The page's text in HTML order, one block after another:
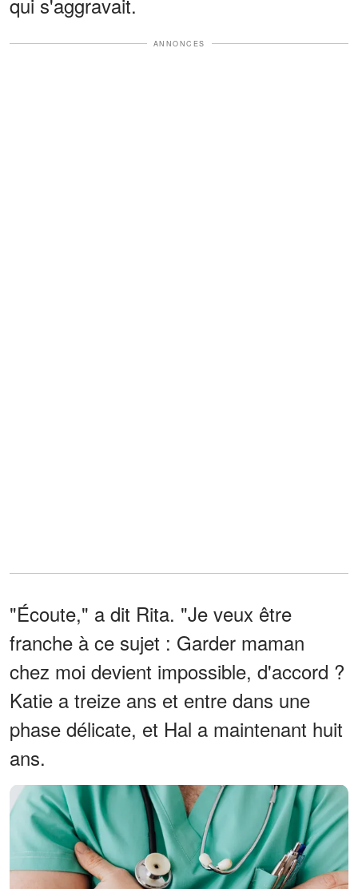
ANNONCES
"Écoute," a dit Rita. "Je veux être
franche à ce sujet : Garder maman
chez moi devient impossible, d'accord ?
Katie a treize ans et entre dans une
phase délicate, et Hal a maintenant huit
ans.